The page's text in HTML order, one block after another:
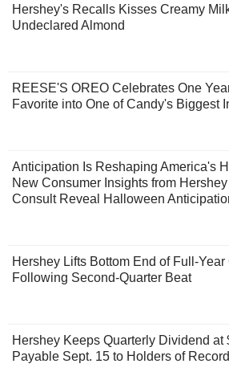
Hershey's Recalls Kisses Creamy
Undeclared Almond
REESE'S OREO Celebrates One
Favorite into One of Candy's Biggest
Anticipation Is Reshaping America's
New Consumer Insights from
Consult Reveal Halloween
Hershey Lifts Bottom End of Full-
Following Second-Quarter Beat
Hershey Keeps Quarterly Dividend at
Payable Sept. 15 to Holders of